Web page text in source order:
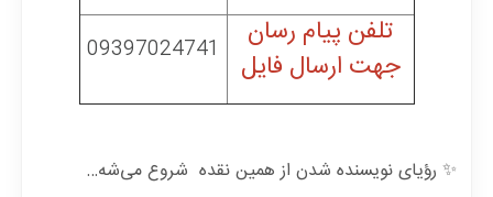
تلفن پیام رسان
جهت ارسال فایل
09397024741
✨ رؤیای نویسنده شدن از همین نقده شروع می‌شه…